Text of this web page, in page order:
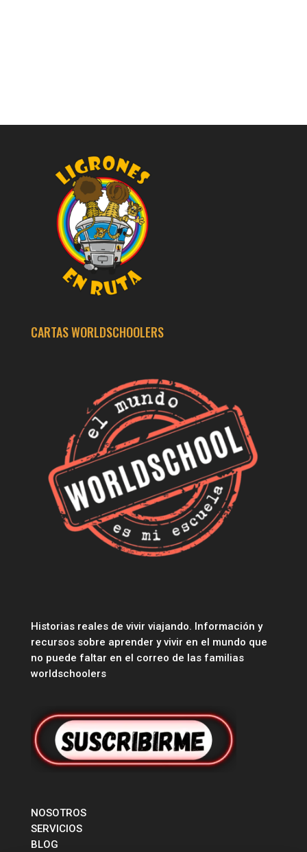
CARTAS WORLDSCHOOLERS
Historias reales de vivir viajando. Información y
recursos sobre aprender y vivir en el mundo que
no puede faltar en el correo de las familias
worldschoolers
NOSOTROS
SERVICIOS
BLOG